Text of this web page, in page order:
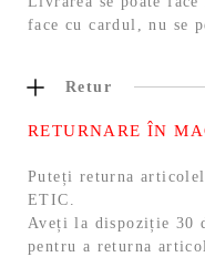
face cu cardul, nu se
Retur
RETURNARE ÎN
Puteți returna
ETIC.
Aveți la dispoziție 30
pentru a returna